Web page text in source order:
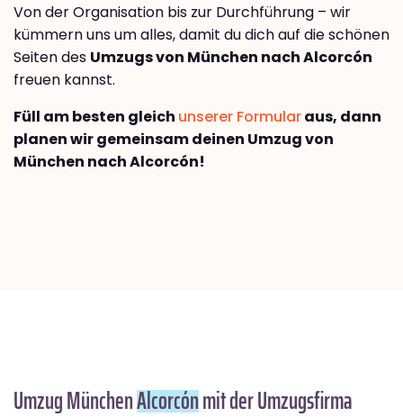
Von der Organisation bis zur Durchführung – wir
kümmern uns um alles, damit du dich auf die schönen
Seiten des Umzugs von München nach Alcorcón
freuen kannst.
Füll am besten gleich unserer Formularaus, dann
planen wir gemeinsam deinen Umzug von
München nach Alcorcón!
Umzug MünchenAlcorcónmit der Umzugsfirma